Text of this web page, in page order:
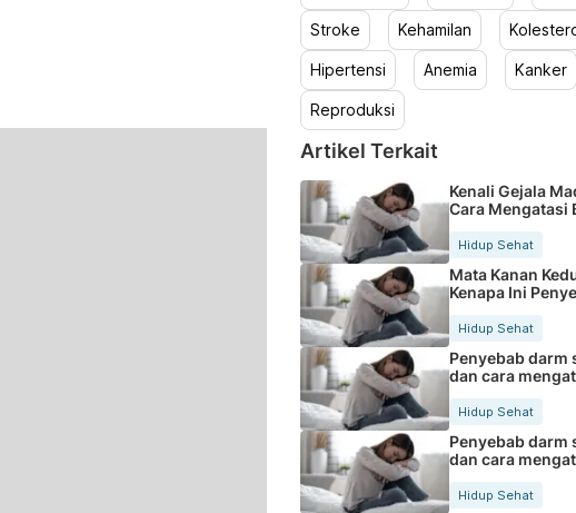
Stroke Kehamilan
Hipertensi Anemia Kanker
Reproduksi
Artikel Terkait
Kenali Gejala
Cara Mengatasi
Hidup Sehat
Mata Kanan
Kenapa Ini
Hidup Sehat
Penyebab darm
dan cara
Hidup Sehat
Penyebab darm
dan cara
Hidup Sehat